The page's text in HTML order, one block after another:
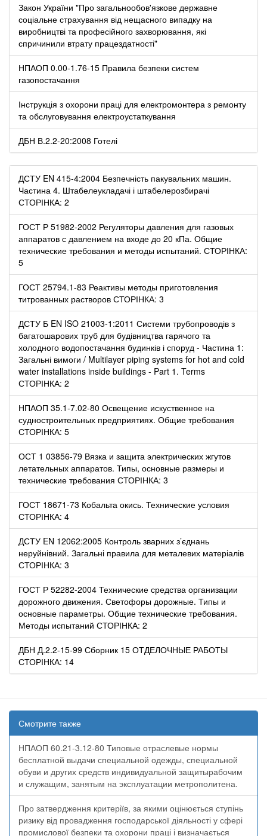
Закон України "Про загальнообов'язкове державне
соціальне страхування від нещасного випадку на
виробництві та професійного захворювання, які
спричинили втрату працездатності"
НПАОП 0.00-1.76-15 Правила безпеки систем
газопостачання
Інструкція з охорони праці для електромонтера з ремонту
та обслуговування електроустаткування
ДБН В.2.2-20:2008 Готелі
ДСТУ EN 415-4:2004 Безпечність пакувальних машин.
Частина 4. Штабелеукладачі і штабелерозбирачі
СТОРІНКА: 2
ГОСТ Р 51982-2002 Регуляторы давления для газовых
аппаратов с давлением на входе до 20 кПа. Общие
технические требования и методы испытаний. СТОРІНКА:
5
ГОСТ 25794.1-83 Реактивы методы приготовления
титрованных растворов СТОРІНКА: 3
ДСТУ Б EN ISO 21003-1:2011 Системи трубопроводів з
багатошарових труб для будівництва гарячого та
холодного водопостачання будинків і споруд - Частина 1:
Загальні вимоги / Multilayer piping systems for hot and cold
water installations inside buildings - Part 1. Terms
СТОРІНКА: 2
НПАОП 35.1-7.02-80 Освещение искуственное на
судностроительных предприятиях. Общие требования
СТОРІНКА: 5
ОСТ 1 03856-79 Вязка и защита электрических жгутов
летательных аппаратов. Типы, основные размеры и
технические требования СТОРІНКА: 3
ГОСТ 18671-73 Кобальта окись. Технические условия
СТОРІНКА: 4
ДСТУ EN 12062:2005 Контроль зварних з’єднань
неруйнівний. Загальні правила для металевих матеріалів
СТОРІНКА: 3
ГОСТ Р 52282-2004 Технические средства организации
дорожного движения. Светофоры дорожные. Типы и
основные параметры. Общие технические требования.
Методы испытаний СТОРІНКА: 2
ДБН Д.2.2-15-99 Сборник 15 ОТДЕЛОЧНЫЕ РАБОТЫ
СТОРІНКА: 14
Смотрите также
НПАОП 60.21-3.12-80 Типовые отраслевые нормы
бесплатной выдачи специальной одежды, специальной
обуви и других средств индивидуальной защитырабочим
и служащим, занятым на эксплуатации метрополитена.
Про затвердження критеріїв, за якими оцінюється ступінь
ризику від провадження господарської діяльності у сфері
промислової безпеки та охорони праці і визначається